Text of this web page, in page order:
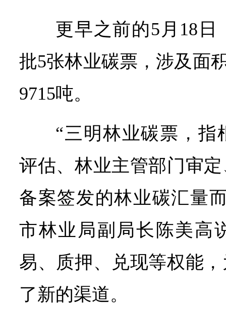
更早之前的5月18
批5张林业碳票，涉及面
9715吨。
“三明林业碳票，指
评估、林业主管部门审
备案签发的林业碳汇量
市林业局副局长陈美高
易、质押、兑现等权能
了新的渠道。